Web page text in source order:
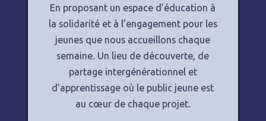
En proposant un espace d’éducation à
la solidarité et à l’engagement pour les
jeunes que nous accueillons chaque
semaine. Un lieu de découverte, de
partage intergénérationnel et
d’apprentissage où le public jeune est
au cœur de chaque projet.